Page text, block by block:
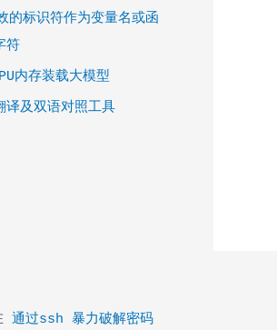
标识符作为变量名或函
符
内存装载大模型
及双语对照工具
通过ssh 暴力破解密码